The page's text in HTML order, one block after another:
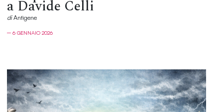
a Davide Celli
diAntìgene
─ 6 GENNAIO 2026